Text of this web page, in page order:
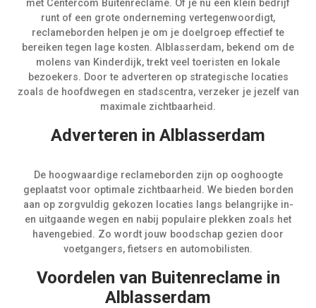
met Centercom Buitenreclame. Of je nu een klein bedrijf
runt of een grote onderneming vertegenwoordigt,
reclameborden helpen je om je doelgroep effectief te
bereiken tegen lage kosten. Alblasserdam, bekend om de
molens van Kinderdijk, trekt veel toeristen en lokale
bezoekers. Door te adverteren op strategische locaties
zoals de hoofdwegen en stadscentra, verzeker je jezelf van
maximale zichtbaarheid.
Adverteren in Alblasserdam
De hoogwaardige reclameborden zijn op ooghoogte
geplaatst voor optimale zichtbaarheid. We bieden borden
aan op zorgvuldig gekozen locaties langs belangrijke in-
en uitgaande wegen en nabij populaire plekken zoals het
havengebied. Zo wordt jouw boodschap gezien door
voetgangers, fietsers en automobilisten.
Voordelen van Buitenreclame in
Alblasserdam